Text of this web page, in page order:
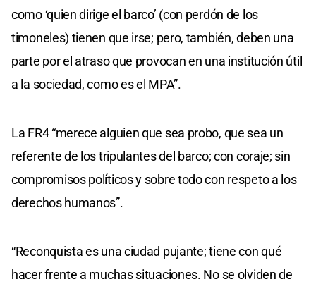
como ‘quien dirige el barco’ (con perdón de los
timoneles) tienen que irse; pero, también, deben una
parte por el atraso que provocan en una institución útil
a la sociedad, como es el MPA”.
La FR4 “merece alguien que sea probo, que sea un
referente de los tripulantes del barco; con coraje; sin
compromisos políticos y sobre todo con respeto a los
derechos humanos”.
“Reconquista es una ciudad pujante; tiene con qué
hacer frente a muchas situaciones. No se olviden de